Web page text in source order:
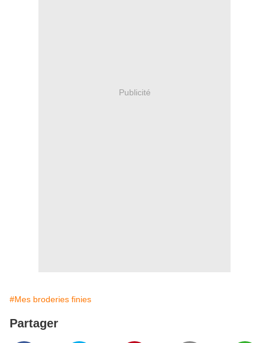
Publicité
#Mes broderies finies
Partager